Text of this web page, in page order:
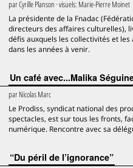
parCyrille Planson · visuels: Marie-Pierre Moinet
La présidente de la Fnadac
directeurs des affaires culturelles),
défis auxquels les collectivités et
dans les années à venir.
Un café avec...Malika
parNicolas Marc
Le Prodiss, syndicat national des
spectacles, est sur tous les fronts,
numérique. Rencontre avec sa
“Du péril de l’ignorance”